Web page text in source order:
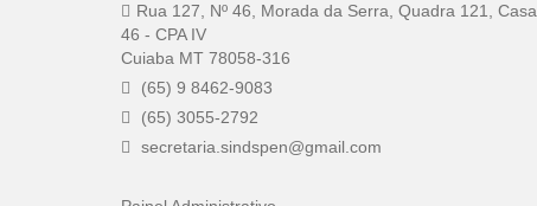
Rua 127, Nº 46, Morada da Serra, Quadra 121, Casa
46 - CPA IV
Cuiaba MT 78058-316
(65) 9 8462-9083
(65) 3055-2792
secretaria.sindspen@gmail.com